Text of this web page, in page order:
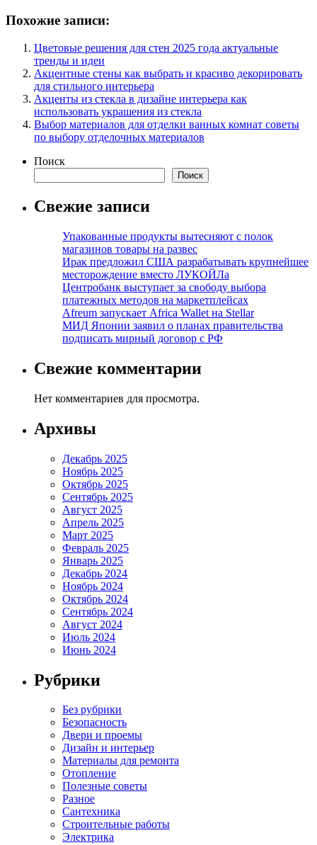
Похожие записи:
Цветовые решения для стен 2025 года актуальные
тренды и идеи
Акцентные стены как выбрать и красиво декорировать
для стильного интерьера
Акценты из стекла в дизайне интерьера как
использовать украшения из стекла
Выбор материалов для отделки ванных комнат советы
по выбору отделочных материалов
Поиск
Поиск
Свежие записи
Упакованные продукты вытесняют с полок
магазинов товары на развес
Ирак предложил США разрабатывать крупнейшее
месторождение вместо ЛУКОЙЛа
Центробанк выступает за свободу выбора
платежных методов на маркетплейсах
Afreum запускает Africa Wallet на Stellar
МИД Японии заявил о планах правительства
подписать мирный договор с РФ
Свежие комментарии
Нет комментариев для просмотра.
Архивы
Декабрь 2025
Ноябрь 2025
Октябрь 2025
Сентябрь 2025
Август 2025
Апрель 2025
Март 2025
Февраль 2025
Январь 2025
Декабрь 2024
Ноябрь 2024
Октябрь 2024
Сентябрь 2024
Август 2024
Июль 2024
Июнь 2024
Рубрики
Без рубрики
Безопасность
Двери и проемы
Дизайн и интерьер
Материалы для ремонта
Отопление
Полезные советы
Разное
Сантехника
Строительные работы
Электрика